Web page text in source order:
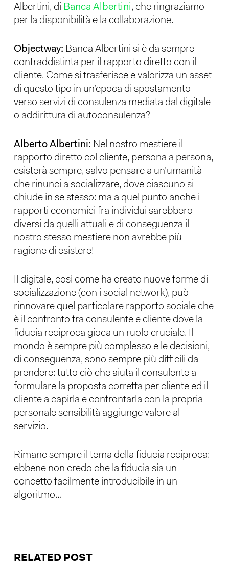
Albertini, di Banca Albertini, che ringraziamo
per la disponibilità e la collaborazione.
Objectway: Banca Albertini si è da sempre
contraddistinta per il rapporto diretto con il
cliente. Come si trasferisce e valorizza un asset
di questo tipo in un’epoca di spostamento
verso servizi di consulenza mediata dal digitale
o addirittura di autoconsulenza?
Alberto Albertini: Nel nostro mestiere il
rapporto diretto col cliente, persona a persona,
esisterà sempre, salvo pensare a un’umanità
che rinunci a socializzare, dove ciascuno si
chiude in se stesso: ma a quel punto anche i
rapporti economici fra individui sarebbero
diversi da quelli attuali e di conseguenza il
nostro stesso mestiere non avrebbe più
ragione di esistere!
Il digitale, così come ha creato nuove forme di
socializzazione (con i social network), può
rinnovare quel particolare rapporto sociale che
è il confronto fra consulente e cliente dove la
fiducia reciproca gioca un ruolo cruciale. Il
mondo è sempre più complesso e le decisioni,
di conseguenza, sono sempre più difficili da
prendere: tutto ciò che aiuta il consulente a
formulare la proposta corretta per cliente ed il
cliente a capirla e confrontarla con la propria
personale sensibilità aggiunge valore al
servizio.
Rimane sempre il tema della fiducia reciproca:
ebbene non credo che la fiducia sia un
concetto facilmente introducibile in un
algoritmo…
RELATED POST